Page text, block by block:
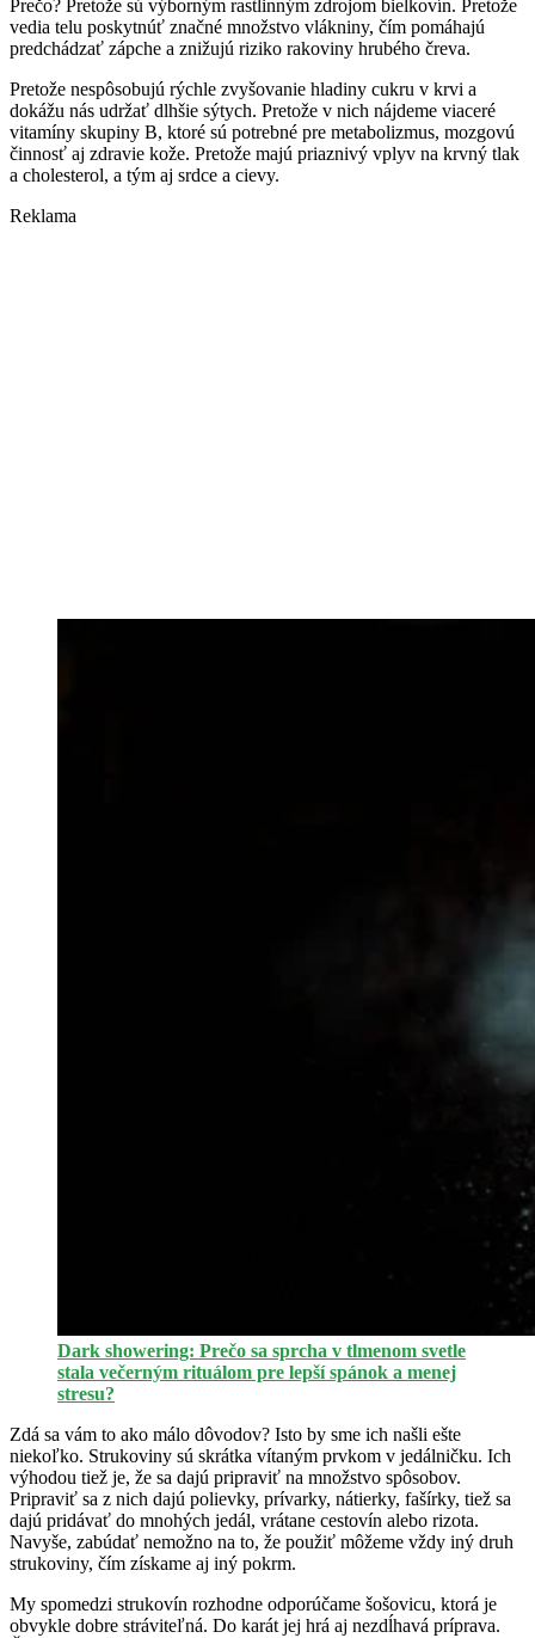
Prečo? Pretože sú výborným rastlinným zdrojom bielkovín. Pretože
vedia telu poskytnúť značné množstvo vlákniny, čím pomáhajú
predchádzať zápche a znižujú riziko rakoviny hrubého čreva.
Pretože nespôsobujú rýchle zvyšovanie hladiny cukru v krvi a
dokážu nás udržať dlhšie sýtych. Pretože v nich nájdeme viaceré
vitamíny skupiny B, ktoré sú potrebné pre metabolizmus, mozgovú
činnosť aj zdravie kože. Pretože majú priaznivý vplyv na krvný tlak
a cholesterol, a tým aj srdce a cievy.
Reklama
Dark showering: Prečo sa sprcha v tlmenom svetle
stala večerným rituálom pre lepší spánok a menej
stresu?
Zdá sa vám to ako málo dôvodov? Isto by sme ich našli ešte
niekoľko. Strukoviny sú skrátka vítaným prvkom v jedálničku. Ich
výhodou tiež je, že sa dajú pripraviť na množstvo spôsobov.
Pripraviť sa z nich dajú polievky, prívarky, nátierky, fašírky, tiež sa
dajú pridávať do mnohých jedál, vrátane cestovín alebo rizota.
Navyše, zabúdať nemožno na to, že použiť môžeme vždy iný druh
strukoviny, čím získame aj iný pokrm.
My spomedzi strukovín rozhodne odporúčame šošovicu, ktorá je
obvykle dobre stráviteľná. Do karát jej hrá aj nezdĺhavá príprava.